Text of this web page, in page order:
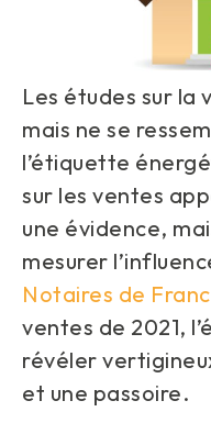
Les études sur la
mais ne se
l’étiquette
sur les ventes
une évidence,
mesurer
Notaires de
ventes de 2021,
révéler
et une passoire.